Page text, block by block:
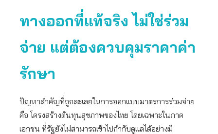
ทางออกที่แท้จริง ไม่ใช่ร่วม
จ่าย แต่ต้องควบคุมราคาค่า
รักษา
ปัญหาสำคัญที่ถูกละเลยในการออกแบบมาตรการร่วมจ่าย
คือ โครงสร้างต้นทุนสุขภาพของไทย โดยเฉพาะในภาค
เอกชน ที่รัฐยังไม่สามารถเข้าไปกำกับดูแลได้อย่างมี